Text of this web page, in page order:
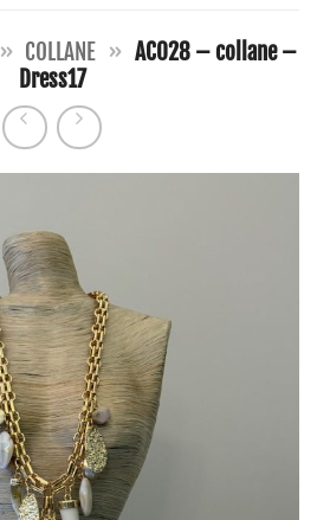
» COLLANE » AC028 – collane –
Dress17